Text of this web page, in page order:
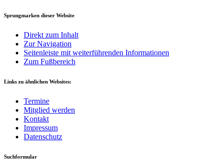
Sprungmarken dieser Website
Direkt zum Inhalt
Zur Navigation
Seitenleiste mit weiterführenden Informationen
Zum Fußbereich
Links zu ähnlichen Websites:
Termine
Mitglied werden
Kontakt
Impressum
Datenschutz
Suchformular